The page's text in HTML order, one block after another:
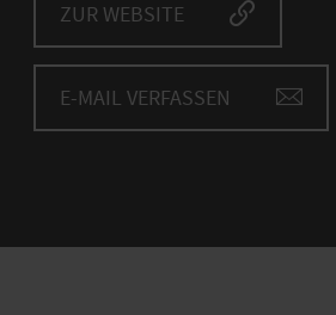
ZUR WEBSITE
E-MAIL VERFASSEN